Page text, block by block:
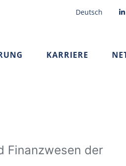
Deutsch
KARRIERE
Finanzwesen der